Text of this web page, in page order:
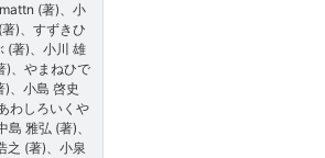
(著)、小
)、すずきひ
(著)、小川 雄
)、やまねひで
)、小島 啓史
わしろいくや
島 雅弘 (著)、
之 (著)、小泉